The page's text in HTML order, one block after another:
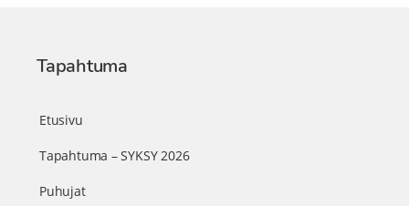
Tapahtuma
Etusivu
Tapahtuma – SYKSY 2026
Puhujat